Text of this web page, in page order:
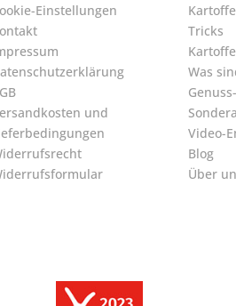
Einstellungen
und
Tricks
Was
Video-
Blog
Über